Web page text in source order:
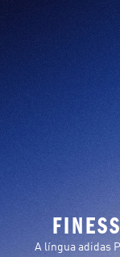
A língua adidas